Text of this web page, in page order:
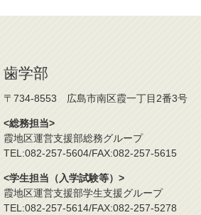
歯学部
〒734-8553 広島市南区霞一丁目2番3号
<総務担当>
霞地区運営支援部総務グループ
TEL:082-257-5604/FAX:082-257-5615
<学生担当（入学試験等）>
霞地区運営支援部学生支援グループ
TEL:082-257-5614/FAX:082-257-5278